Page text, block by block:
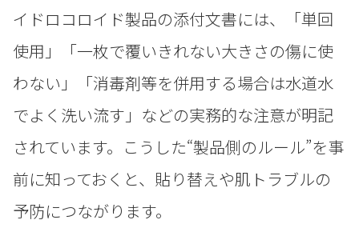
イドロコロイド製品の添付文書には、「単回
使用」「一枚で覆いきれない大きさの傷に使
わない」「消毒剤等を併用する場合は水道水
でよく洗い流す」などの実務的な注意が明記
されています。こうした“製品側のルール”を事
前に知っておくと、貼り替えや肌トラブルの
予防につながります。